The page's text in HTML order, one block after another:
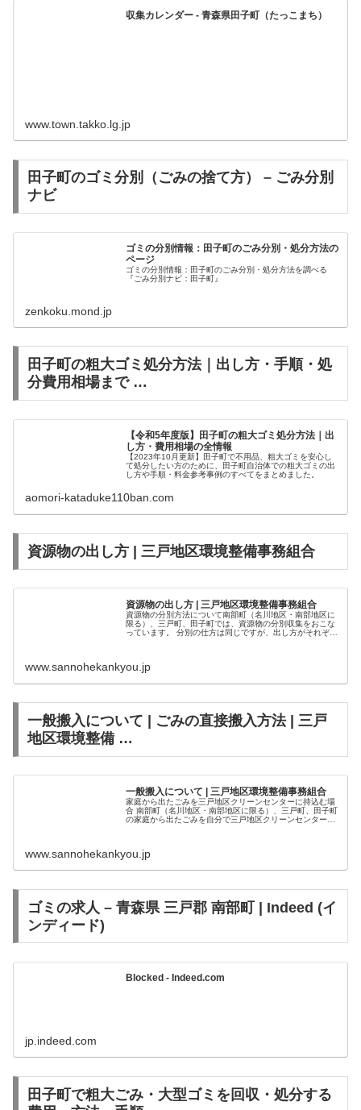
収集カレンダー - 青森県田子町（たっこまち）
www.town.takko.lg.jp
田子町のゴミ分別（ごみの捨て方） – ごみ分別
ナビ
ゴミの分別情報：田子町のごみ分別・処分方法の
ページ
ゴミの分別情報：田子町のごみ分別・処分方法を調べる
『ごみ分別ナビ：田子町』
zenkoku.mond.jp
田子町の粗大ゴミ処分方法｜出し方・手順・処
分費用相場まで …
【令和5年度版】田子町の粗大ゴミ処分方法｜出
し方・費用相場の全情報
【2023年10月更新】田子町で不用品、粗大ゴミを安心し
て処分したい方のために、田子町自治体での粗大ゴミの出
し方や手順・料金参考事例のすべてをまとめました。
aomori-kataduke110ban.com
資源物の出し方 | 三戸地区環境整備事務組合
資源物の出し方 | 三戸地区環境整備事務組合
資源物の分別方法について南部町（名川地区・南部地区に
限る）、三戸町、田子町では、資源物の分別収集をおこな
っています。 分別の仕方は同じですが、出し方がそれぞれ
www.sannohekankyou.jp
一般搬入について | ごみの直接搬入方法 | 三戸
地区環境整備 …
一般搬入について | 三戸地区環境整備事務組合
家庭から出たごみを三戸地区クリーンセンターに持込む場
合 南部町（名川地区・南部地区に限る）、三戸町、田子町
の家庭から出たごみを自分で三戸地区クリーンセンターに
www.sannohekankyou.jp
ゴミの求人 – 青森県 三戸郡 南部町 | Indeed (イ
ンディード)
Blocked - Indeed.com
jp.indeed.com
田子町で粗大ごみ・大型ゴミを回収・処分する